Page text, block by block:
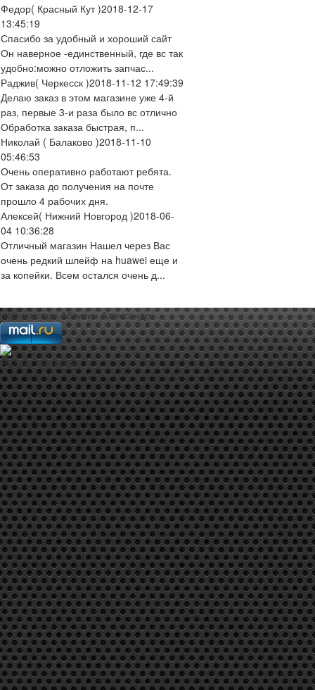
Федор( Красный Кут )2018-12-17
13:45:19
Спасибо за удобный и хороший сайт
Он наверное -единственный, где вс так
удобно:можно отложить запчас...
Раджив( Черкесск )2018-11-12 17:49:39
Делаю заказ в этом магазине уже 4-й
раз, первые 3-и раза было вс отлично
Обработка заказа быстрая, п...
Николай ( Балаково )2018-11-10
05:46:53
Очень оперативно работают ребята.
От заказа до получения на почте
прошло 4 рабочих дня.
Алексей( Нижний Новгород )2018-06-
04 10:36:28
Отличный магазин Нашел через Вас
очень редкий шлейф на huawei еще и
за копейки. Всем остался очень д...
web-мастер:Аблизин Александр